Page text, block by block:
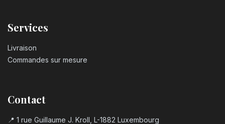
Services
Livraison
Commandes sur mesure
Contact
📍 1 rue Guillaume J. Kroll, L-1882 Luxembourg